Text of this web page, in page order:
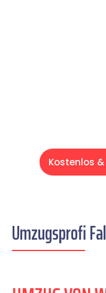
Kostenlos
Umzugsprofi